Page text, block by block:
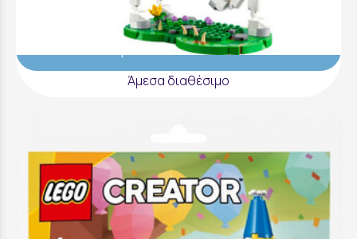
52,99 €
Προσθήκη στο Καλάθι
Άμεσα διαθέσιμο